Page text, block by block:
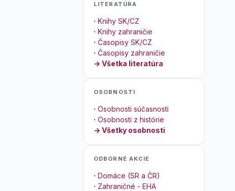
LITERATÚRA
· Knihy SK/CZ
· Knihy zahraničie
· Časopisy SK/CZ
· Časopisy zahraničie
→ Všetka literatúra
OSOBNOSTI
· Osobnosti súčasnosti
· Osobnosti z histórie
→ Všetky osobnosti
ODBORNÉ AKCIE
· Domáce (SR a ČR)
· Zahraničné - EHA